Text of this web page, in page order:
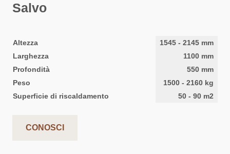
Salvo
Altezza 1545 - 2145 mm
Larghezza
1100 mm
Profondità
550 mm
Peso
1500 - 2160 kg
Superficie di riscaldamento
50 - 90 m2
CONOSCI